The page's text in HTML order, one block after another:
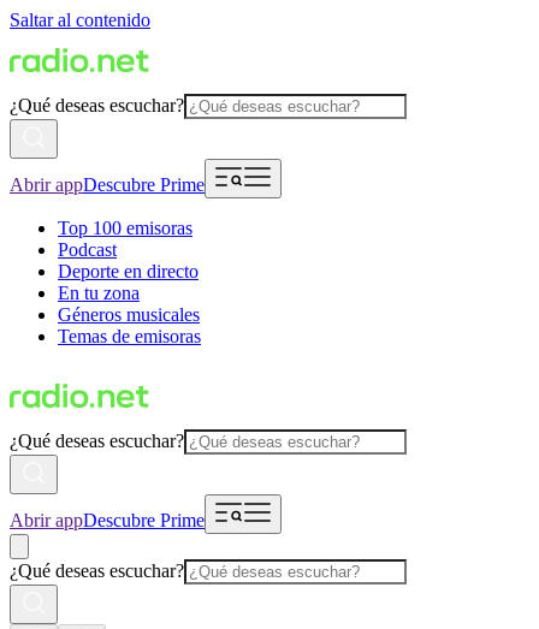
Saltar al contenido
¿Qué deseas escuchar?
Abrir appDescubre Prime
Top 100 emisoras
Podcast
Deporte en directo
En tu zona
Géneros musicales
Temas de emisoras
¿Qué deseas escuchar?
Abrir appDescubre Prime
¿Qué deseas escuchar?